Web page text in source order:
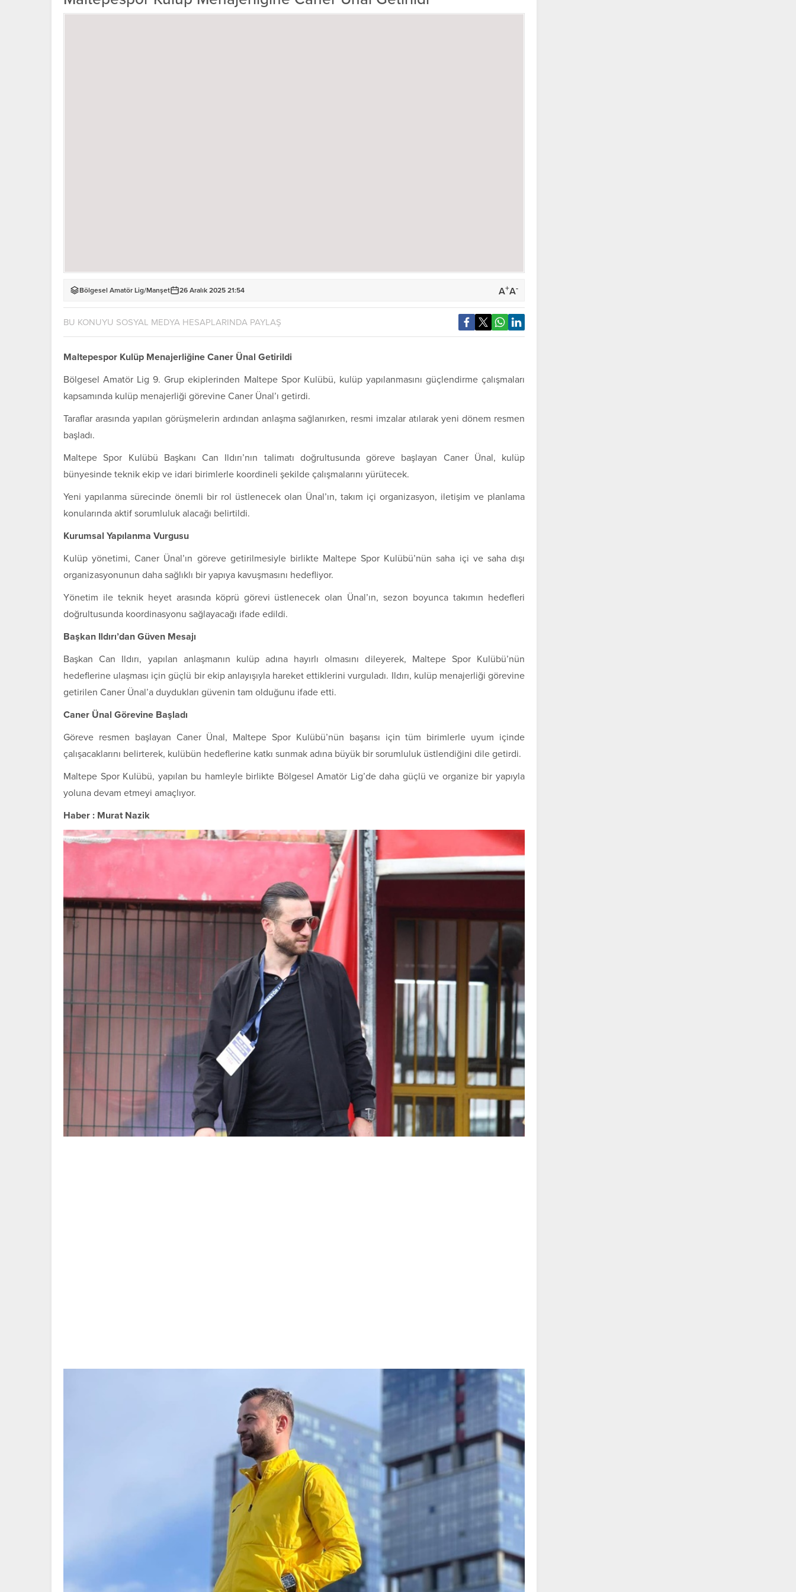
Bölgesel Amatör Lig/Manşet 26 Aralık 2025 21:54 A+A-
BU KONUYU SOSYAL MEDYA HESAPLARINDA PAYLAŞ
Maltepespor Kulüp Menajerliğine Caner Ünal Getirildi
Bölgesel Amatör Lig 9. Grup ekiplerinden Maltepe Spor Kulübü, kulüp yapılanmasını güçlendirme çalışmaları
kapsamında kulüp menajerliği görevine Caner Ünal’ı getirdi.
Taraflar arasında yapılan görüşmelerin ardından anlaşma sağlanırken, resmi imzalar atılarak yeni dönem resmen
başladı.
Maltepe Spor Kulübü Başkanı Can Ildırı’nın talimatı doğrultusunda göreve başlayan Caner Ünal, kulüp
bünyesinde teknik ekip ve idari birimlerle koordineli şekilde çalışmalarını yürütecek.
Yeni yapılanma sürecinde önemli bir rol üstlenecek olan Ünal’ın, takım içi organizasyon, iletişim ve planlama
konularında aktif sorumluluk alacağı belirtildi.
Kurumsal Yapılanma Vurgusu
Kulüp yönetimi, Caner Ünal’ın göreve getirilmesiyle birlikte Maltepe Spor Kulübü’nün saha içi ve saha dışı
organizasyonunun daha sağlıklı bir yapıya kavuşmasını hedefliyor.
Yönetim ile teknik heyet arasında köprü görevi üstlenecek olan Ünal’ın, sezon boyunca takımın hedefleri
doğrultusunda koordinasyonu sağlayacağı ifade edildi.
Başkan Ildırı’dan Güven Mesajı
Başkan Can Ildırı, yapılan anlaşmanın kulüp adına hayırlı olmasını dileyerek, Maltepe Spor Kulübü’nün
hedeflerine ulaşması için güçlü bir ekip anlayışıyla hareket ettiklerini vurguladı. Ildırı, kulüp menajerliği görevine
getirilen Caner Ünal’a duydukları güvenin tam olduğunu ifade etti.
Caner Ünal Görevine Başladı
Göreve resmen başlayan Caner Ünal, Maltepe Spor Kulübü’nün başarısı için tüm birimlerle uyum içinde
çalışacaklarını belirterek, kulübün hedeflerine katkı sunmak adına büyük bir sorumluluk üstlendiğini dile getirdi.
Maltepe Spor Kulübü, yapılan bu hamleyle birlikte Bölgesel Amatör Lig’de daha güçlü ve organize bir yapıyla
yoluna devam etmeyi amaçlıyor.
Haber : Murat Nazik